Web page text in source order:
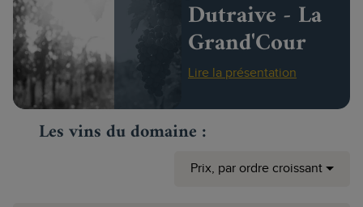
Dutraive - La
Grand'Cour
Lire la présentation
Les vins du domaine :
Prix, par ordre croissant